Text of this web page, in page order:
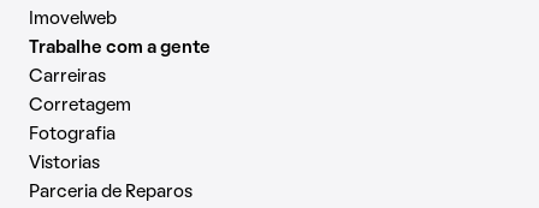
Imovelweb
Trabalhe com a gente
Carreiras
Corretagem
Fotografia
Vistorias
Parceria de Reparos